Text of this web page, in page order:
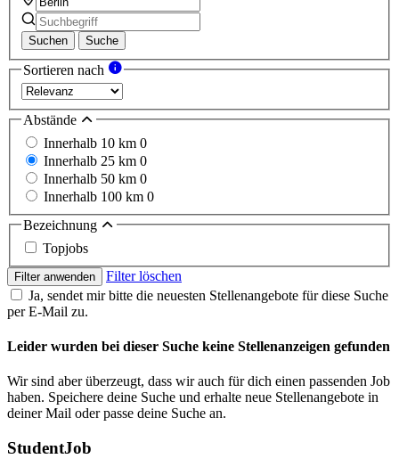
Suchen Suche
Sortieren nach
Abstände
Innerhalb 10 km 0
Innerhalb 25 km 0
Innerhalb 50 km 0
Innerhalb 100 km 0
Bezeichnung
Topjobs
Filter anwenden
Filter löschen
Ja, sendet mir bitte die neuesten Stellenangebote für diese Suche
per E-Mail zu.
Leider wurden bei dieser Suche keine Stellenanzeigen gefunden
Wir sind aber überzeugt, dass wir auch für dich einen passenden Job
haben. Speichere deine Suche und erhalte neue Stellenangebote in
deiner Mail oder passe deine Suche an.
StudentJob